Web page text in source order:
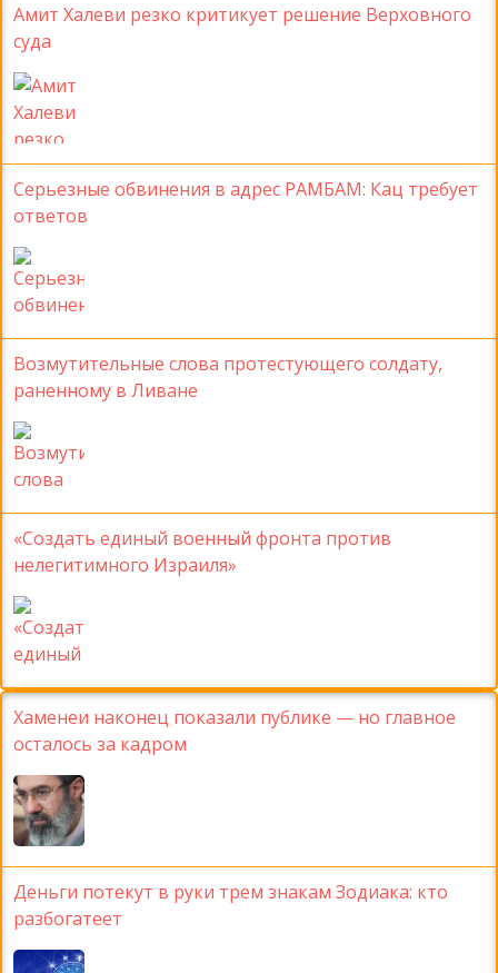
Амит Халеви резко критикует решение Верховного
суда
Серьезные обвинения в адрес РАМБАМ: Кац требует
ответов
Возмутительные слова протестующего солдату,
раненному в Ливане
«Создать единый военный фронта против
нелегитимного Израиля»
Хаменеи наконец показали публике — но главное
осталось за кадром
Деньги потекут в руки трем знакам Зодиака: кто
разбогатеет